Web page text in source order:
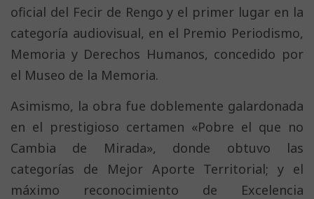
oficial del Fecir de Rengo y el primer lugar en la
categoría audiovisual, en el Premio Periodismo,
Memoria y Derechos Humanos, concedido por
el Museo de la Memoria.
Asimismo, la obra fue doblemente galardonada
en el prestigioso certamen «Pobre el que no
Cambia de Mirada», donde obtuvo las
categorías de Mejor Aporte Territorial; y el
máximo reconocimiento de Excelencia